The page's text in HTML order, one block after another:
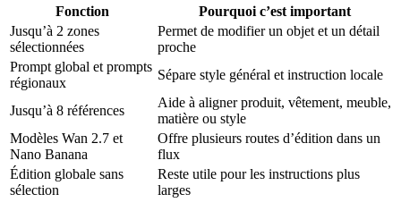
Fonction
Pourquoi c’est important
Jusqu’à 2 zones
sélectionnées
Permet de modifier un objet et un détail
proche
Prompt global et prompts
régionaux
Sépare style général et instruction locale
Jusqu’à 8 références
Aide à aligner produit, vêtement, meuble,
matière ou style
Modèles Wan 2.7 et
Nano Banana
Offre plusieurs routes d’édition dans un
flux
Édition globale sans
sélection
Reste utile pour les instructions plus
larges